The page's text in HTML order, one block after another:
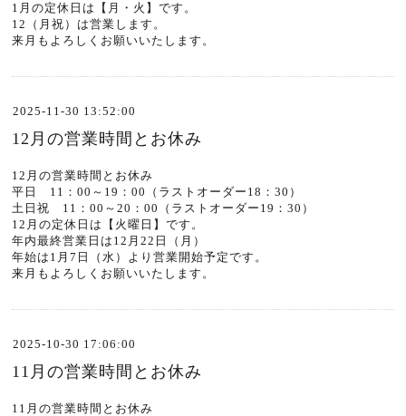
1月の定休日は【月・火】です。
12（月祝）は営業します。
来月もよろしくお願いいたします。
2025-11-30 13:52:00
12月の営業時間とお休み
12月の営業時間とお休み
平日 11：00～19：00（ラストオーダー18：30）
土日祝 11：00～20：00（ラストオーダー19：30）
12月の定休日は【火曜日】です。
年内最終営業日は12月22日（月）
年始は1月7日（水）より営業開始予定です。
来月もよろしくお願いいたします。
2025-10-30 17:06:00
11月の営業時間とお休み
11月の営業時間とお休み